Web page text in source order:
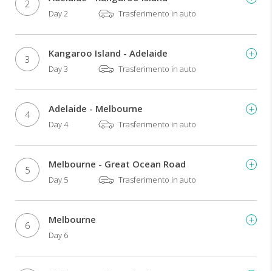
2
Day 2 Trasferimento in auto
3 Kangaroo Island - Adelaide
Day 3 Trasferimento in auto
4 Adelaide - Melbourne
Day 4 Trasferimento in auto
5 Melbourne - Great Ocean Road
Day 5 Trasferimento in auto
6 Melbourne
Day 6